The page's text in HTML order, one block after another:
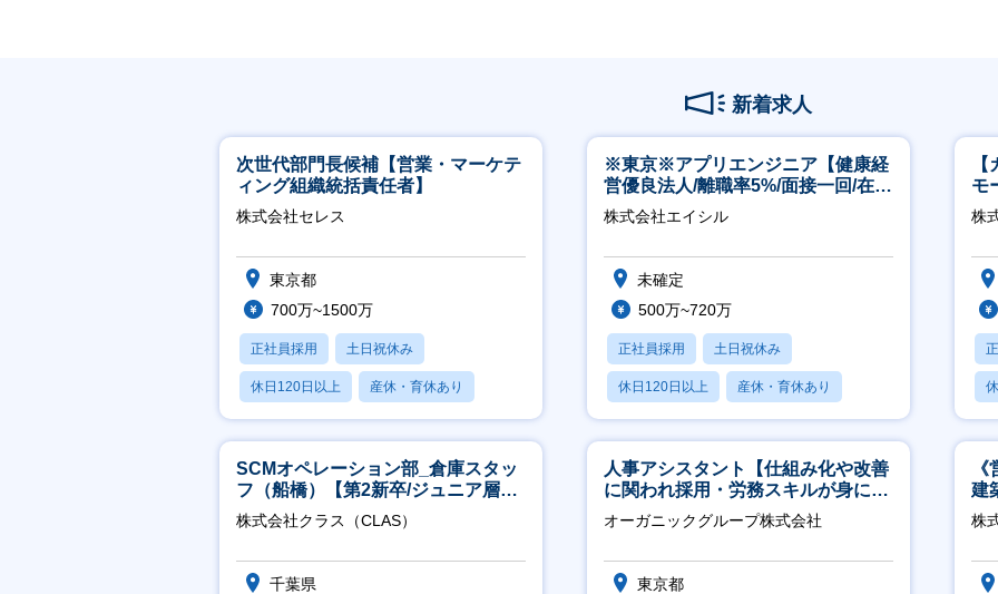
新着求人
次世代部門長候補【営業・マーケテ
ィング組織統括責任者】
株式会社セレス
東京都
700万~1500万
正社員採用 土日祝休み
休日120日以上 産休・育休あり
賞与あり
※東京※アプリエンジニア【健康経
営優良法人/離職率5%/面接一回/在宅
有/完休2日/上流案件多数】
株式会社エイシル
未確定
500万~720万
正社員採用 土日祝休み
休日120日以上 産休・育休あり
月残業20時間以内
モ
万
株
SCMオペレーション部_倉庫スタッ
フ（船橋）【第2新卒/ジュニア層歓
迎】
株式会社クラス（CLAS）
千葉県
人事アシスタント【仕組み化や改善
に関われ採用・労務スキルが身につ
く環境／年商120億円超の事業会
社】
オーガニックグループ株式会社
東京都
建
│
株